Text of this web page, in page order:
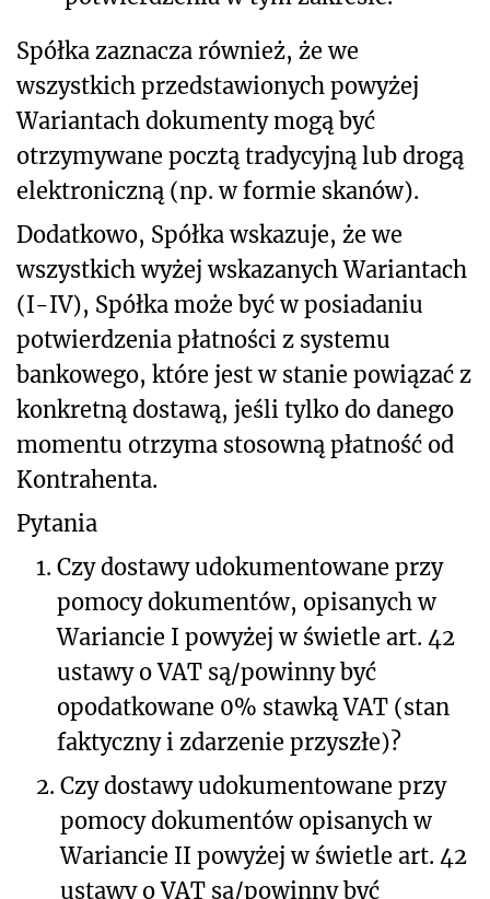
Spółka zaznacza również, że we
wszystkich przedstawionych powyżej
Wariantach dokumenty mogą być
otrzymywane pocztą tradycyjną lub drogą
elektroniczną (np. w formie skanów).
Dodatkowo, Spółka wskazuje, że we
wszystkich wyżej wskazanych Wariantach
(I-IV), Spółka może być w posiadaniu
potwierdzenia płatności z systemu
bankowego, które jest w stanie powiązać z
konkretną dostawą, jeśli tylko do danego
momentu otrzyma stosowną płatność od
Kontrahenta.
Pytania
1. Czy dostawy udokumentowane przy
pomocy dokumentów, opisanych w
Wariancie I powyżej w świetle art. 42
ustawy o VAT są/powinny być
opodatkowane 0% stawką VAT (stan
faktyczny i zdarzenie przyszłe)?
2. Czy dostawy udokumentowane przy
pomocy dokumentów opisanych w
Wariancie II powyżej w świetle art. 42
ustawy o VAT są/powinny być